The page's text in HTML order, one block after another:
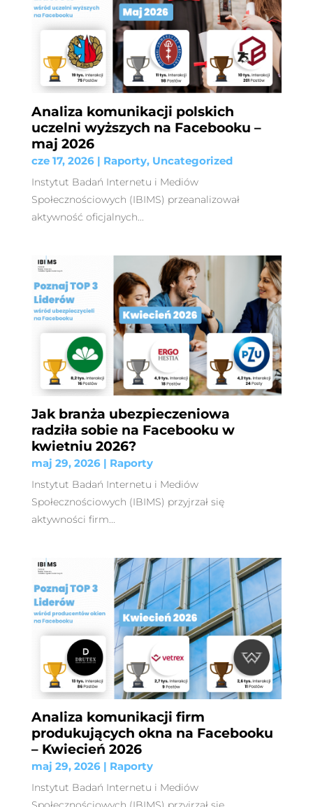
Analiza komunikacji polskich
uczelni wyższych na Facebooku –
maj 2026
cze 17, 2026| Raporty, Uncategorized
Instytut Badań Internetu i Mediów
Społecznościowych (IBIMS) przeanalizował
aktywność oficjalnych...
Jak branża ubezpieczeniowa
radziła sobie na Facebooku w
kwietniu 2026?
maj 29, 2026| Raporty
Instytut Badań Internetu i Mediów
Społecznościowych (IBIMS) przyjrzał się
aktywności firm...
Analiza komunikacji firm
produkujących okna na Facebooku
– Kwiecień 2026
maj 29, 2026| Raporty
Instytut Badań Internetu i Mediów